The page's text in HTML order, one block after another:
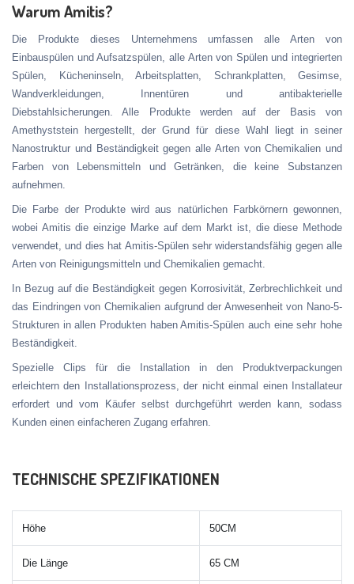
Warum Amitis?
Die Produkte dieses Unternehmens umfassen alle Arten von
Einbauspülen und Aufsatzspülen, alle Arten von Spülen und integrierten
Spülen, Kücheninseln, Arbeitsplatten, Schrankplatten, Gesimse,
Wandverkleidungen, Innentüren und antibakterielle
Diebstahlsicherungen. Alle Produkte werden auf der Basis von
Amethyststein hergestellt, der Grund für diese Wahl liegt in seiner
Nanostruktur und Beständigkeit gegen alle Arten von Chemikalien und
Farben von Lebensmitteln und Getränken, die keine Substanzen
aufnehmen.
Die Farbe der Produkte wird aus natürlichen Farbkörnern gewonnen,
wobei Amitis die einzige Marke auf dem Markt ist, die diese Methode
verwendet, und dies hat Amitis-Spülen sehr widerstandsfähig gegen alle
Arten von Reinigungsmitteln und Chemikalien gemacht.
In Bezug auf die Beständigkeit gegen Korrosivität, Zerbrechlichkeit und
das Eindringen von Chemikalien aufgrund der Anwesenheit von Nano-5-
Strukturen in allen Produkten haben Amitis-Spülen auch eine sehr hohe
Beständigkeit.
Spezielle Clips für die Installation in den Produktverpackungen
erleichtern den Installationsprozess, der nicht einmal einen Installateur
erfordert und vom Käufer selbst durchgeführt werden kann, sodass
Kunden einen einfacheren Zugang erfahren.
TECHNISCHE SPEZIFIKATIONEN
Höhe 50CM
Die Länge 65 CM